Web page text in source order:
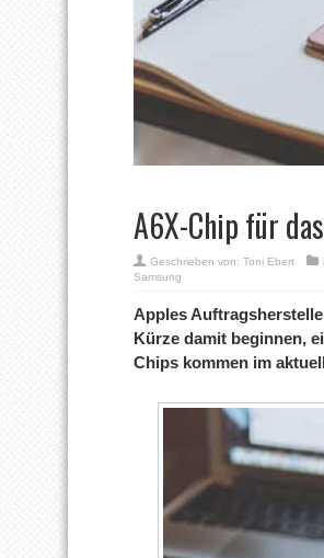
A6X-Chip für
Geschrieben von: Toni Ebert
Samsung
Apples
Kürze damit beginnen,
Chips kommen im